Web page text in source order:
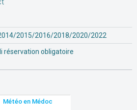
2015/2016/2018/2020/2022
réservation obligatoire